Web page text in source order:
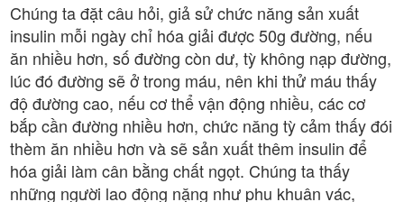
Chúng ta đặt câu hỏi, giả sử chức năng sản xuất
insulin mỗi ngày chỉ hóa giải được 50g đường, nếu
ăn nhiều hơn, số đường còn dư, tỳ không nạp đường,
lúc đó đường sẽ ở trong máu, nên khi thử máu thấy
độ đường cao, nếu cơ thể vận động nhiều, các cơ
bắp cần đường nhiều hơn, chức năng tỳ cảm thấy đói
thèm ăn nhiều hơn và sẽ sản xuất thêm insulin để
hóa giải làm cân bằng chất ngọt. Chúng ta thấy
những người lao động nặng như phu khuân vác,